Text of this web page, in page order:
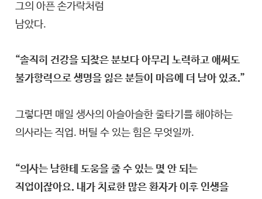
그의 아픈 손가락처럼
남았다.
“솔직히 건강을 되찾은 분보다 아무리 노력하고 애써도
불가항력으로 생명을 잃은 분들이 마음에 더 남아 있죠.”
그렇다면 매일 생사의 아슬아슬한 줄타기를 해야하는
의사라는 직업. 버틸 수 있는 힘은 무엇일까.
“의사는 남한테 도움을 줄 수 있는 몇 안 되는
직업이잖아요. 내가 치료한 많은 환자가 이후 인생을